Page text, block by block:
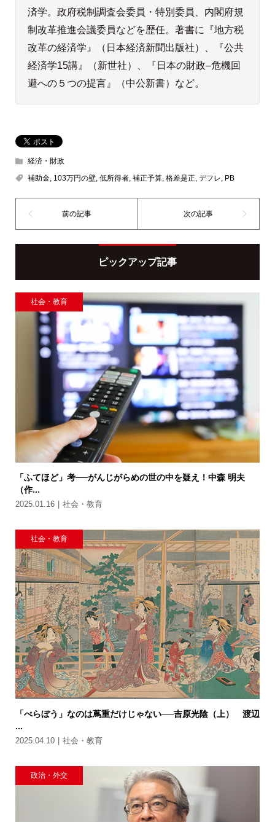
済学。政府税制調査会委員・特別委員、内閣府規
制改革推進会議委員などを歴任。著書に『地方税
改革の経済学』（日本経済新聞出版社）、『公共
経済学15講』（新世社）、『日本の財政–危機回
避への５つの提言』（中公新書）など。
経済・財政
補助金, 103万円の壁, 低所得者, 補正予算, 格差是正, デフレ, PB
ピックアップ記事
社会・教育
「ふてほど」考──がんじがらめの世の中を疑え！中森 明夫
（作...
2025.01.16 社会・教育
社会・教育
「べらぼう」なのは蔦重だけじゃない──吉原光陰（上） 渡辺
...
2025.04.10 社会・教育
政治・外交